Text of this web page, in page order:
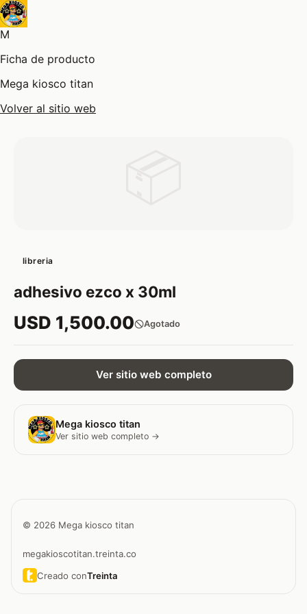
M
Ficha de producto
Mega kiosco titan
Volver al sitio web
libreria
adhesivo ezco x 30ml
USD 1,500.00 Agotado
Ver sitio web completo
Mega kiosco titan
Ver sitio web completo →
© 2026 Mega kiosco titan
megakioscotitan.treinta.co
Creado conTreinta